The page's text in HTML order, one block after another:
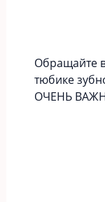
Обращайте
тюбике
ОЧЕНЬ